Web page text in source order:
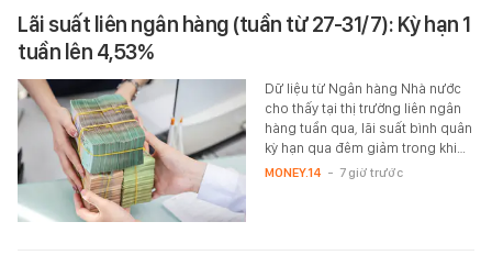
Lãi suất liên ngân hàng (tuần từ 27-31/7): Kỳ hạn 1
tuần lên 4,53%
Dữ liệu từ Ngân hàng Nhà nước
cho thấy tại thị trường liên ngân
hàng tuần qua, lãi suất bình quân
kỳ hạn qua đêm giảm trong khi…
MONEY.14 - 7 giờ trước